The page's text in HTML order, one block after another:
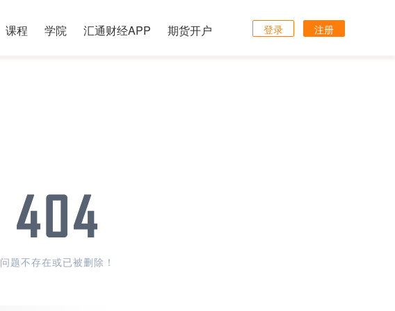
课程 学院 汇通财经APP 期货开户 登录 注册
问题不存在或已被删除！